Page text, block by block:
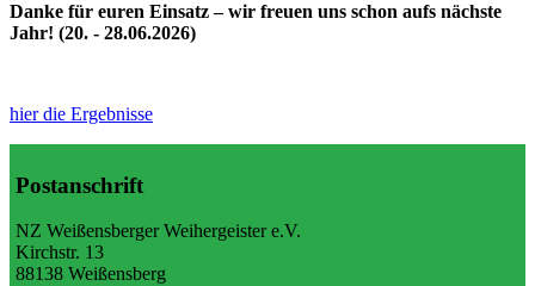
Danke für euren Einsatz – wir freuen uns schon aufs nächste
Jahr! (20. - 28.06.2026)
hier die Ergebnisse
Postanschrift
NZ Weißensberger Weihergeister e.V.
Kirchstr. 13
88138 Weißensberg